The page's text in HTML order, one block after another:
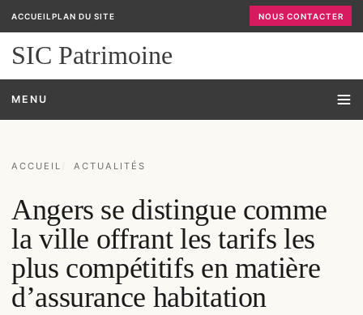
ACCUEIL PLAN DU SITE NOUS CONTACTER
SIC Patrimoine
MENU
ACCUEIL ACTUALITÉS
Angers se distingue comme
la ville offrant les tarifs les
plus compétitifs en matière
d’assurance habitation